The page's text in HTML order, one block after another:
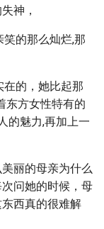
神，
的那么灿烂,那
在的，她比起那
东方女性特有的
的魅力,再加上一
丽的母亲为什么
问她的时候，母
西真的很难解